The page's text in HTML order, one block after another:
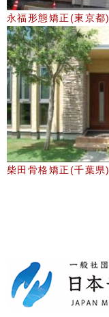
永福形態矯正(東京都)
柴田骨格矯正(千葉県)